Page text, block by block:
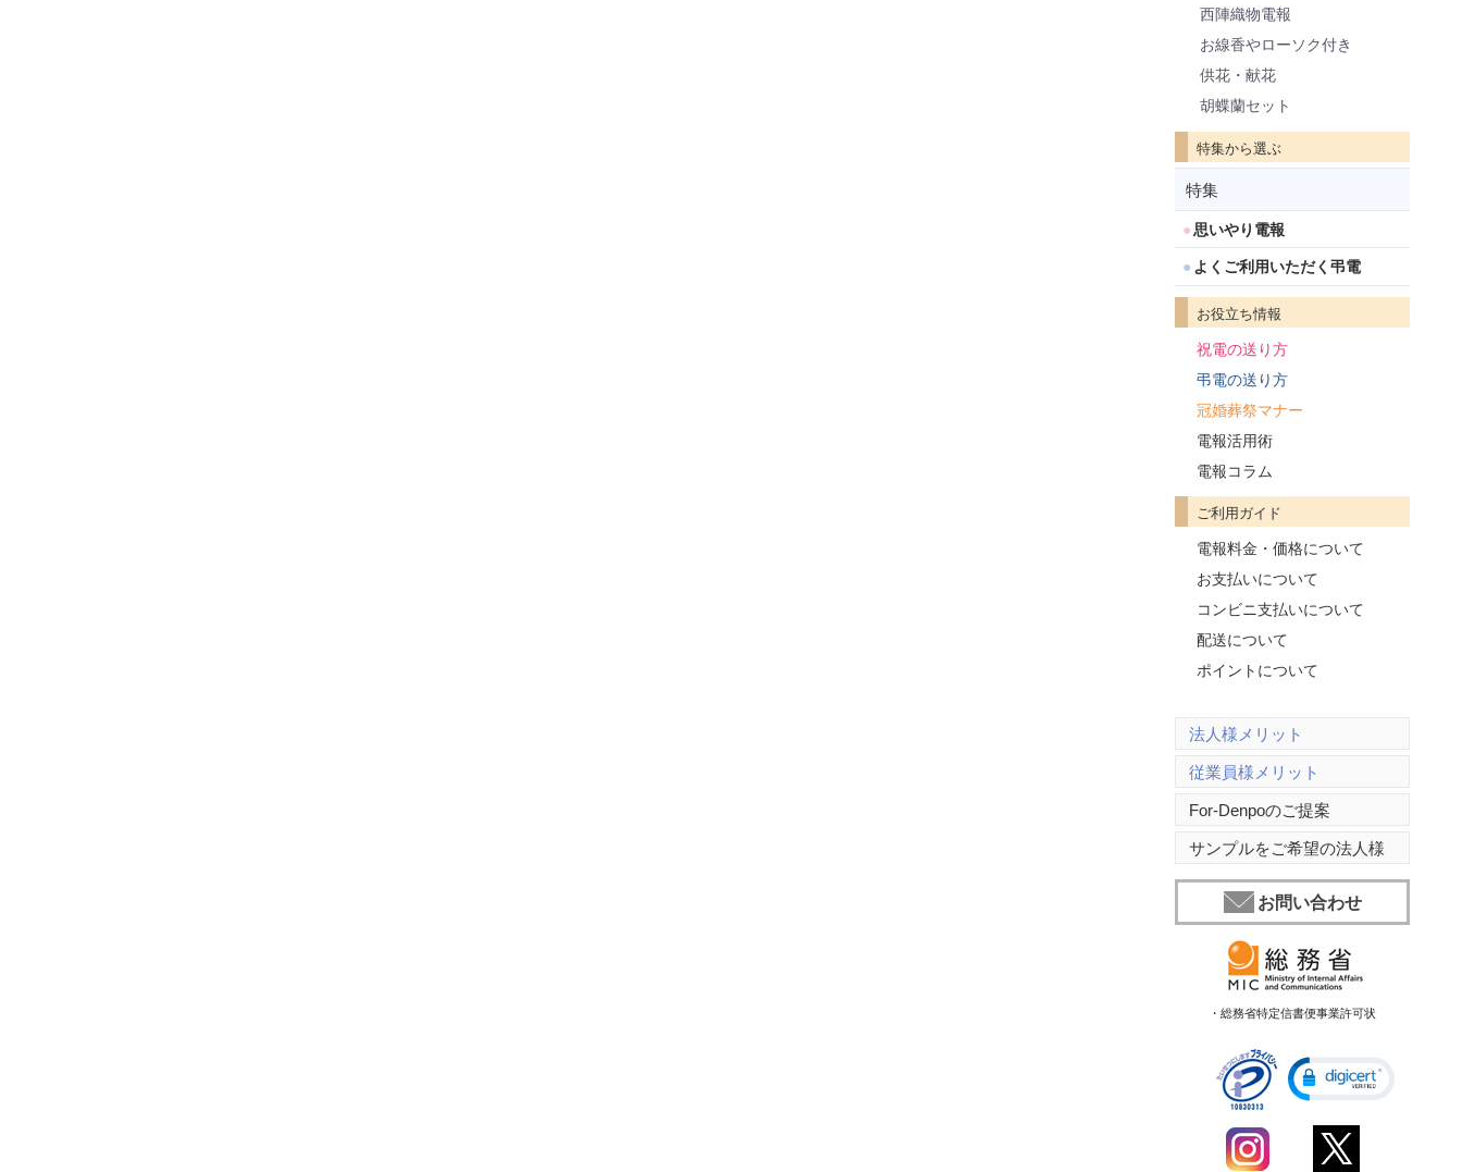
西陣織物電報
お線香やローソク付き
供花・献花
胡蝶蘭セット
特集から選ぶ
特集
思いやり電報
よくご利用いただく弔電
お役立ち情報
祝電の送り方
弔電の送り方
冠婚葬祭マナー
電報活用術
電報コラム
ご利用ガイド
電報料金・価格について
お支払いについて
コンビニ支払いについて
配送について
ポイントについて
法人様メリット
従業員様メリット
For-Denpoのご提案
サンプルをご希望の法人様
お問い合わせ
・総務省特定信書便事業許可状